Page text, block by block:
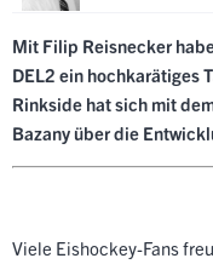
Mit Filip Reisnecker
DEL2 ein hochkarätiges
Rinkside hat sich mit
Bazany über die
Viele Eishockey-Fans